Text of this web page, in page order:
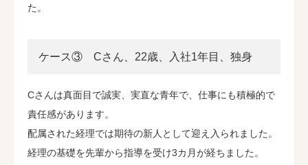
た。
ケース③ Cさん、22歳、入社1年目、独身
Cさんは真面目で誠実、実直な青年で、仕事にも積極的で
責任感があります。
配属された経理では期待の新人として迎え入られました。
経理の基礎を先輩から指導を受け3カ月が経ちました。